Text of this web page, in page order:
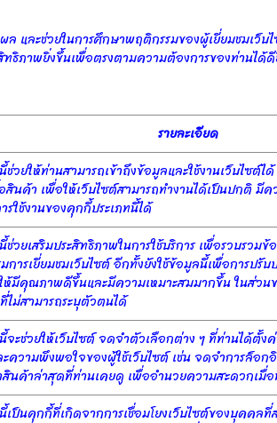
ล และช่วยในการศึกษาพฤติกรรมของผู้เยี่ยมชมเว็
ทธิภาพยิ่งขึ้นเพื่อตรงตามความต้องการของท่านได้
รายละเอียด
วยให้ท่านสามารถเข้าถึงข้อมูลและใช้งานเว็บไซต์ได้
สินค้า เพื่อให้เว็บไซต์สามารถทำงานได้เป็นปกติ มี
ใช้งานของคุกกี้ประเภทนี้ได้
วยเสริมประสิทธิภาพในการใช้บริการ เพื่อรวบรวม
การเยี่ยมชมเว็บไซต์ อีกทั้งยังใช้ข้อมูลนี้เพื่อการปรั
ห้มีคุณภาพดีขึ้นและมีความเหมาะสมมากขึ้น ในส่ว
ไม่สามารถระบุตัวตนได้
จะช่วยให้เว็บไซต์ จดจำตัวเลือกต่าง ๆ ที่ท่านได้ตั้ง
ความพึงพอใจของผู้ใช้เว็บไซต์ เช่น จดจำการล็อ
นค้าล่าสุดที่ท่านเคยดู เพื่ออำนวยความสะดวกเมื่อ
เป็นคุกกี้ที่เกิดจากการเชื่อมโยงเว็บไซต์ของบุคคล